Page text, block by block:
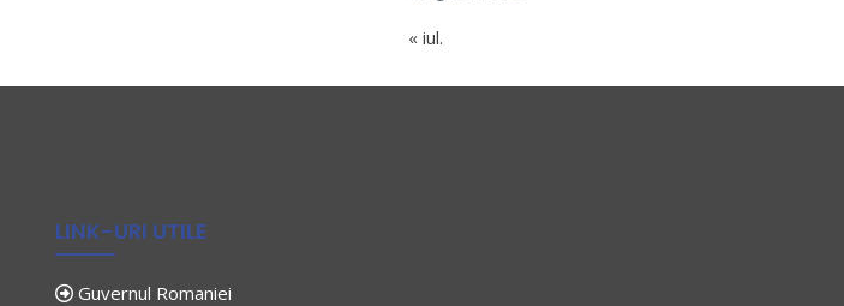
« iul.
LINK-URI UTILE
Guvernul Romaniei